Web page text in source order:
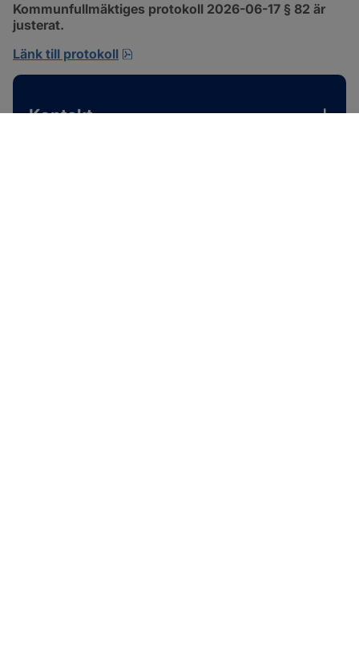
Kommunfullmäktiges protokoll 2026-06-17 § 82 är
justerat.
Länk till protokoll
Kontakt